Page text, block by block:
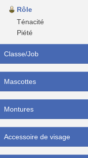
Rôle
Ténacité
Piété
Classe/Job
Mascottes
Montures
Accessoire de visage